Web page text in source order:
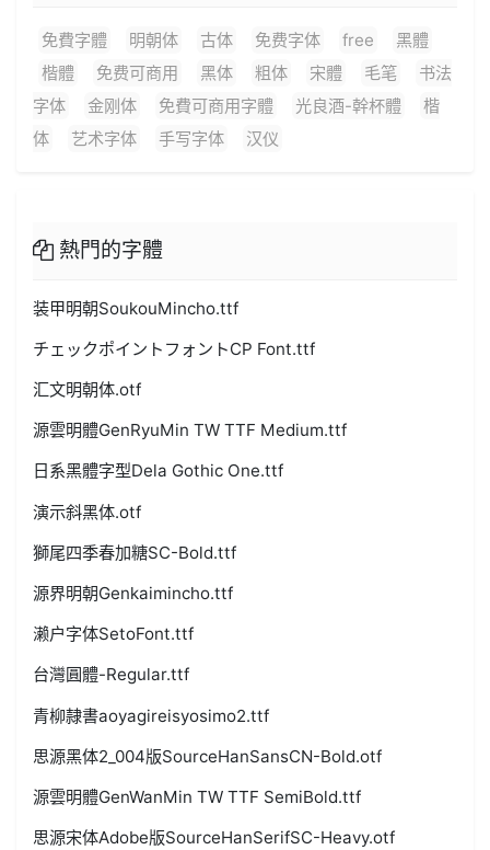
免費字體 明朝体 古体 免费字体 free
黑體
楷體
免费可商用 黑体 粗体 宋體 毛笔
书法
字体
金刚体 免費可商用字體 光良酒-幹杯體
楷
体
艺术字体 手写字体 汉仪
熱門的字體
装甲明朝SoukouMincho.ttf
チェックポイントフォントCP Font.ttf
汇文明朝体.otf
源雲明體GenRyuMin TW TTF Medium.ttf
日系黑體字型Dela Gothic One.ttf
演示斜黑体.otf
獅尾四季春加糖SC-Bold.ttf
源界明朝Genkaimincho.ttf
濑户字体SetoFont.ttf
台灣圓體-Regular.ttf
青柳隷書aoyagireisyosimo2.ttf
思源黑体2_004版SourceHanSansCN-Bold.otf
源雲明體GenWanMin TW TTF SemiBold.ttf
思源宋体Adobe版SourceHanSerifSC-Heavy.otf